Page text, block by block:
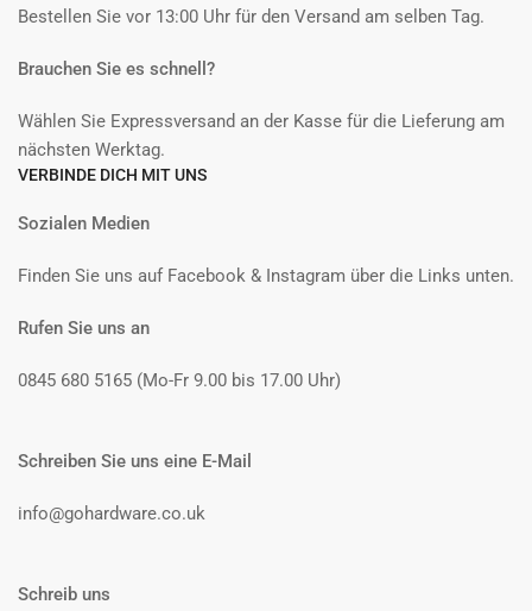
Bestellen Sie vor 13:00 Uhr für den Versand am selben Tag.
Brauchen Sie es schnell?
Wählen Sie Expressversand an der Kasse für die Lieferung am
nächsten Werktag.
VERBINDE DICH MIT UNS
Sozialen Medien
Finden Sie uns auf Facebook & Instagram über die Links unten.
Rufen Sie uns an
0845 680 5165 (Mo-Fr 9.00 bis 17.00 Uhr)
Schreiben Sie uns eine E-Mail
info@gohardware.co.uk
Schreib uns